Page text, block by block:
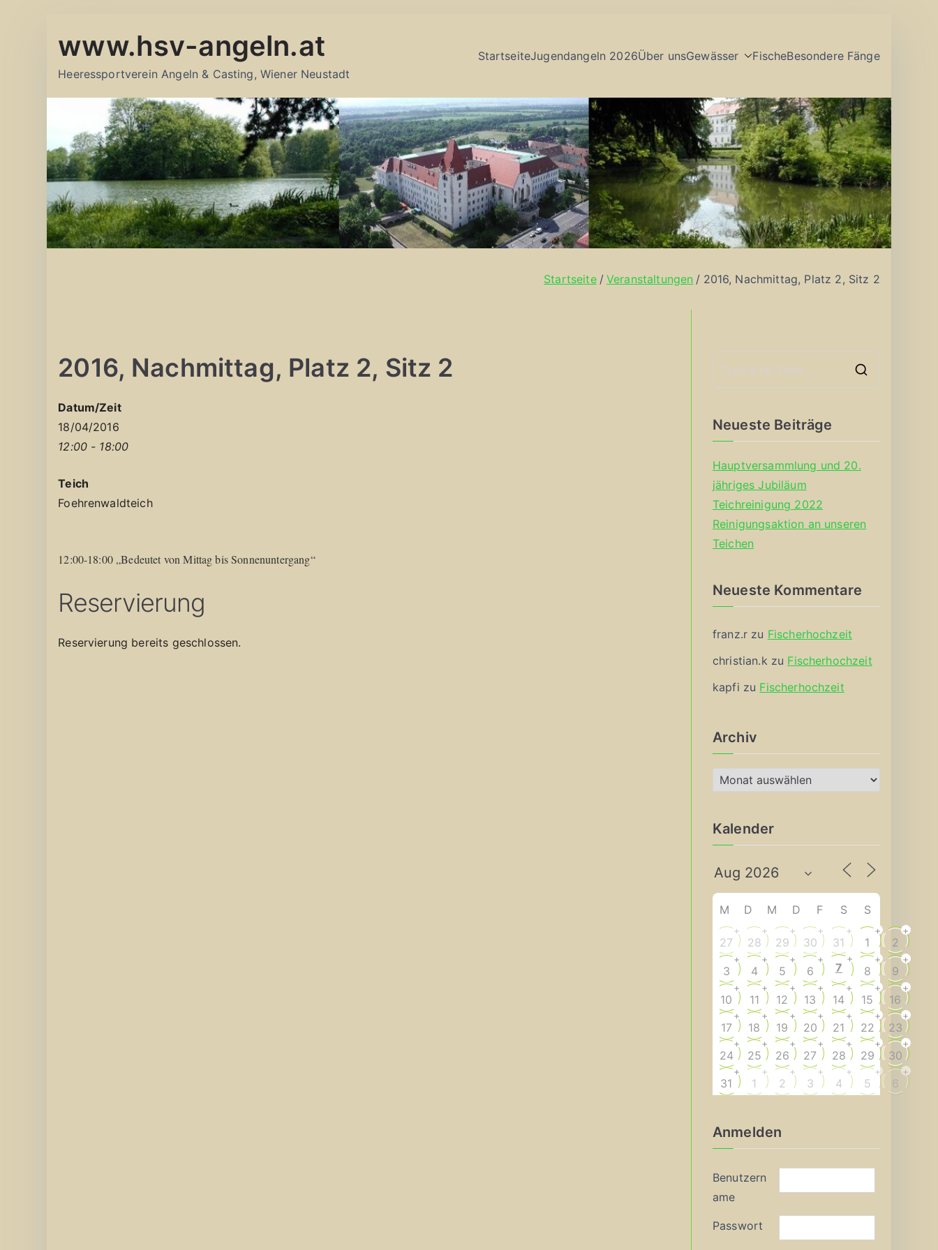
Inhalt
www.hsv-angeln.at
Heeressportverein Angeln & Casting, Wiener Neustadt
StartseiteJugendangeln 2026Über unsGewässer FischeBesondere Fänge
Startseite Veranstaltungen 2016, Nachmittag, Platz 2, Sitz 2
2016, Nachmittag, Platz 2, Sitz 2
Datum/Zeit
18/04/2016
12:00 - 18:00
Teich
Foehrenwaldteich
12:00-18:00 „Bedeutet von Mittag bis Sonnenuntergang“
Reservierung
Reservierung bereits geschlossen.
Neueste Beiträge
Hauptversammlung und 20.
jähriges Jubiläum
Teichreinigung 2022
Reinigungsaktion an unseren
Teichen
Neueste Kommentare
franz.r zu Fischerhochzeit
christian.k zu Fischerhochzeit
kapfi zu Fischerhochzeit
Archiv
r
h
v
Kalender
M D M D F S S
27
+
28
+
29
+
30
+
31
+
1
+
2
+
3
+
4
+
5
+
6
+
7
+
8
+
9
+
10
+
11
+
12
+
13
+
14
+
15
+
16
+
17
+
18
+
19
+
20
+
21
+
22
+
23
+
24
+
25
+
26
+
27
+
28
+
29
+
30
+
31
+
1
+
2
+
3
+
4
+
5
+
6
+
Anmelden
Benutzern
ame
Passwort